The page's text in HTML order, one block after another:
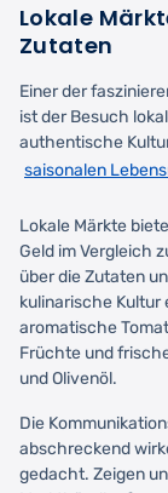
Lokale
Zutaten
Einer der
ist der Besuch
authentische
saisonalen
Lokale Märkte
Geld im Vergleich
über die Zutaten
kulinarische Kultur
aromatische
Früchte und
und Olivenöl.
Die
abschreckend
gedacht. Zeigen